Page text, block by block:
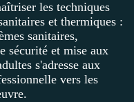
les techniques
et thermiques :
sanitaires,
sécurité et mise aux
s'adresse aux
vers les